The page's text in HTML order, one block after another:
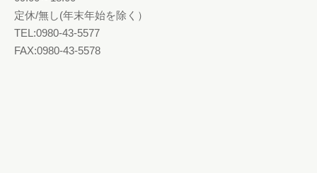
定休/無し(年末年始を除く）
TEL:0980-43-5577
FAX:0980-43-5578